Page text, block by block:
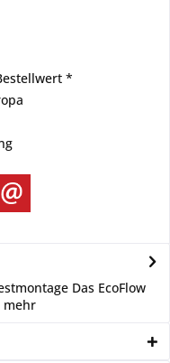
*
Das EcoFlow
mehr